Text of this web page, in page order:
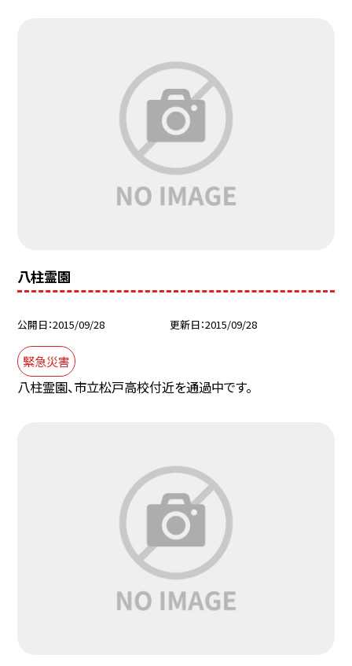
八柱霊園
公開日 2015/09/28 更新日 2015/09/28
緊急災害
八柱霊園、市立松戸高校付近を通過中です。